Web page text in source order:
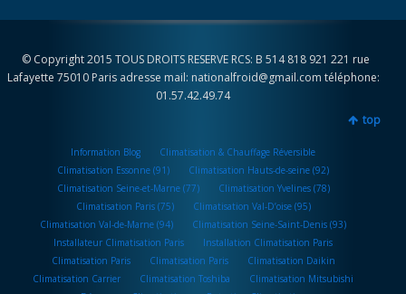
© Copyright 2015 TOUS DROITS RESERVE RCS: B 514 818 921 221 rue
Lafayette 75010 Paris adresse mail: nationalfroid@gmail.com téléphone:
01.57.42.49.74
top
Information Blog
Climatisation & Chauffage Réversible
Climatisation Essonne (91)
Climatisation Hauts-de-seine (92)
Climatisation Seine-et-Marne (77)
Climatisation Yvelines (78)
Climatisation Paris (75)
Climatisation Val-D’oise (95)
Climatisation Val-de-Marne (94)
Climatisation Seine-Saint-Denis (93)
Installateur Climatisation Paris
Installation Climatisation Paris
Climatisation Paris
Climatisation Paris
Climatisation Daikin
Climatisation Carrier
Climatisation Toshiba
Climatisation Mitsubishi